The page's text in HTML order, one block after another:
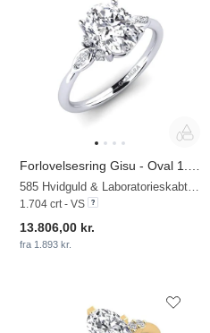
585 Hvidguld & Laboratorieskabt diamant
1.704 crt - VS
13.806,00 kr.
fra 1.893 kr.